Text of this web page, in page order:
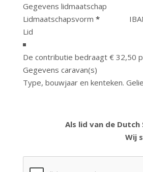
Gegevens lidmaatschap
Lidmaatschapsvorm *
De contributie bedraagt € 32,50
Gegevens caravan(s)
Type, bouwjaar en kenteken.
Als lid van de
Wij